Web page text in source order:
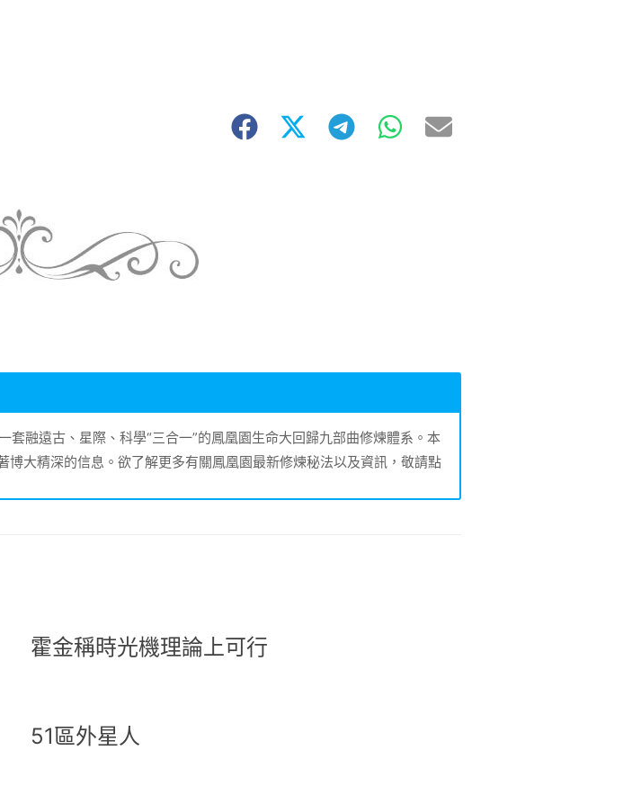
融遠古、星際、科學“三合一”的鳳凰園生命大回歸九部曲修煉體系。本
大精深的信息。欲了解更多有關鳳凰園最新修煉秘法以及資訊，敬請點
霍金稱時光機理論上可行
51區外星人